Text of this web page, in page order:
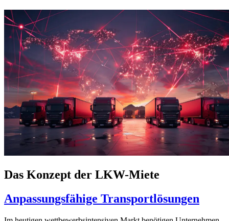
Das Konzept der LKW-Miete
Anpassungsfähige Transportlösungen